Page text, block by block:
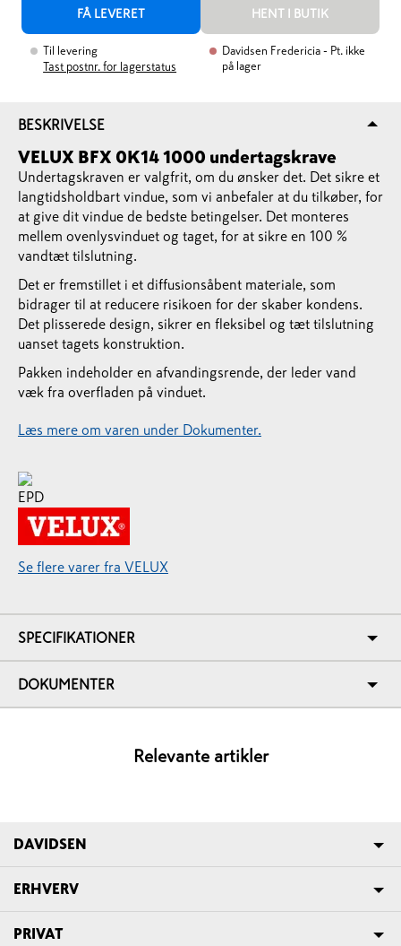
FÅ LEVERET HENT I BUTIK
Til levering
Tast postnr. for lagerstatus
Davidsen Fredericia - Pt. ikke
på lager
BESKRIVELSE
VELUX BFX 0K14 1000 undertagskrave
Undertagskraven er valgfrit, om du ønsker det. Det sikre et
langtidsholdbart vindue, som vi anbefaler at du tilkøber, for
at give dit vindue de bedste betingelser. Det monteres
mellem ovenlysvinduet og taget, for at sikre en 100 %
vandtæt tilslutning.
Det er fremstillet i et diffusionsåbent materiale, som
bidrager til at reducere risikoen for der skaber kondens.
Det plisserede design, sikrer en fleksibel og tæt tilslutning
uanset tagets konstruktion.
Pakken indeholder en afvandingsrende, der leder vand
væk fra overfladen på vinduet.
Læs mere om varen under Dokumenter.
Se flere varer fra VELUX
SPECIFIKATIONER
DOKUMENTER
Relevante artikler
DAVIDSEN
ERHVERV
PRIVAT